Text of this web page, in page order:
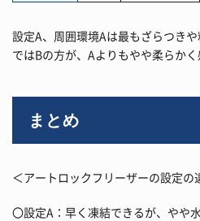
設定A、周囲環境Aは最もざらつき
ではBの方が、Aよりもやや柔らかく
まとめ
＜アートロックフリーザーの設定の
〇設定A：早く凍結できるが、やや